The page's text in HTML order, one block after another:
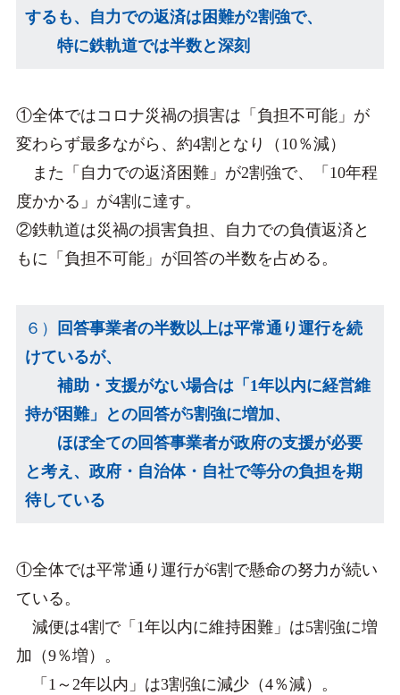
するも、自力での返済は困難が2割強で、
特に鉄軌道では半数と深刻
①全体ではコロナ災禍の損害は「負担不可能」が
変わらず最多ながら、約4割となり（10％減）
また「自力での返済困難」が2割強で、「10年程
度かかる」が4割に達す。
②鉄軌道は災禍の損害負担、自力での負債返済と
もに「負担不可能」が回答の半数を占める。
６）
回答事業者の半数以上は平常通り運行を続
けているが、
補助・支援がない場合は「1年以内に経営維
持が困難」との回答が5割強に増加、
ほぼ全ての回答事業者が政府の支援が必要
と考え、政府・自治体・自社で等分の負担を期
待している
①全体では平常通り運行が6割で懸命の努力が続い
ている。
減便は4割で「1年以内に維持困難」は5割強に増
加（9％増）。
「1～2年以内」は3割強に減少（4％減）。